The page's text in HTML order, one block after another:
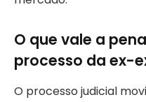
O que vale a
processo da ex-
O processo judicial